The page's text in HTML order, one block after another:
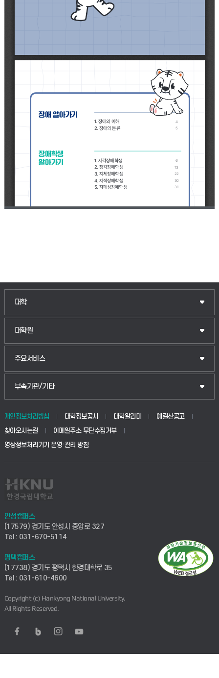
대학
대학원
주요서비스
부속기관/기타
개인정보처리방침 대학정보공시 대학알리미
예결산공고
찾아오시는길
이메일주소 무단수집거부
영상정보처리기기 운영·관리 방침
안성캠퍼스
(17579) 경기도 안성시 중앙로 327
Tel : 031-670-5114
평택캠퍼스
(17738) 경기도 평택시 한경대학로 35
Tel : 031-610-4600
Copyright (c) Hankyong National University.
All Rights Reserved.